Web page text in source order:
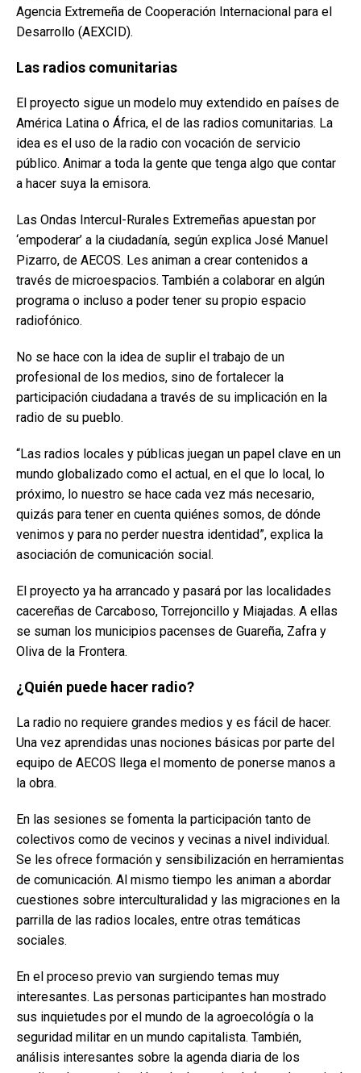
Agencia Extremeña de Cooperación Internacional para el
Desarrollo (AEXCID).
Las radios comunitarias
El proyecto sigue un modelo muy extendido en países de
América Latina o África, el de las radios comunitarias. La
idea es el uso de la radio con vocación de servicio
público. Animar a toda la gente que tenga algo que contar
a hacer suya la emisora.
Las Ondas Intercul-Rurales Extremeñas apuestan por
‘empoderar’ a la ciudadanía, según explica José Manuel
Pizarro, de AECOS. Les animan a crear contenidos a
través de microespacios. También a colaborar en algún
programa o incluso a poder tener su propio espacio
radiofónico.
No se hace con la idea de suplir el trabajo de un
profesional de los medios, sino de fortalecer la
participación ciudadana a través de su implicación en la
radio de su pueblo.
“Las radios locales y públicas juegan un papel clave en un
mundo globalizado como el actual, en el que lo local, lo
próximo, lo nuestro se hace cada vez más necesario,
quizás para tener en cuenta quiénes somos, de dónde
venimos y para no perder nuestra identidad”, explica la
asociación de comunicación social.
El proyecto ya ha arrancado y pasará por las localidades
cacereñas de Carcaboso, Torrejoncillo y Miajadas. A ellas
se suman los municipios pacenses de Guareña, Zafra y
Oliva de la Frontera.
¿Quién puede hacer radio?
La radio no requiere grandes medios y es fácil de hacer.
Una vez aprendidas unas nociones básicas por parte del
equipo de AECOS llega el momento de ponerse manos a
la obra.
En las sesiones se fomenta la participación tanto de
colectivos como de vecinos y vecinas a nivel individual.
Se les ofrece formación y sensibilización en herramientas
de comunicación. Al mismo tiempo les animan a abordar
cuestiones sobre interculturalidad y las migraciones en la
parrilla de las radios locales, entre otras temáticas
sociales.
En el proceso previo van surgiendo temas muy
interesantes. Las personas participantes han mostrado
sus inquietudes por el mundo de la agroecológía o la
seguridad militar en un mundo capitalista. También,
análisis interesantes sobre la agenda diaria de los